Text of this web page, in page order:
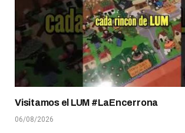
Visitamos el LUM #LaEncerrona
06/08/2026